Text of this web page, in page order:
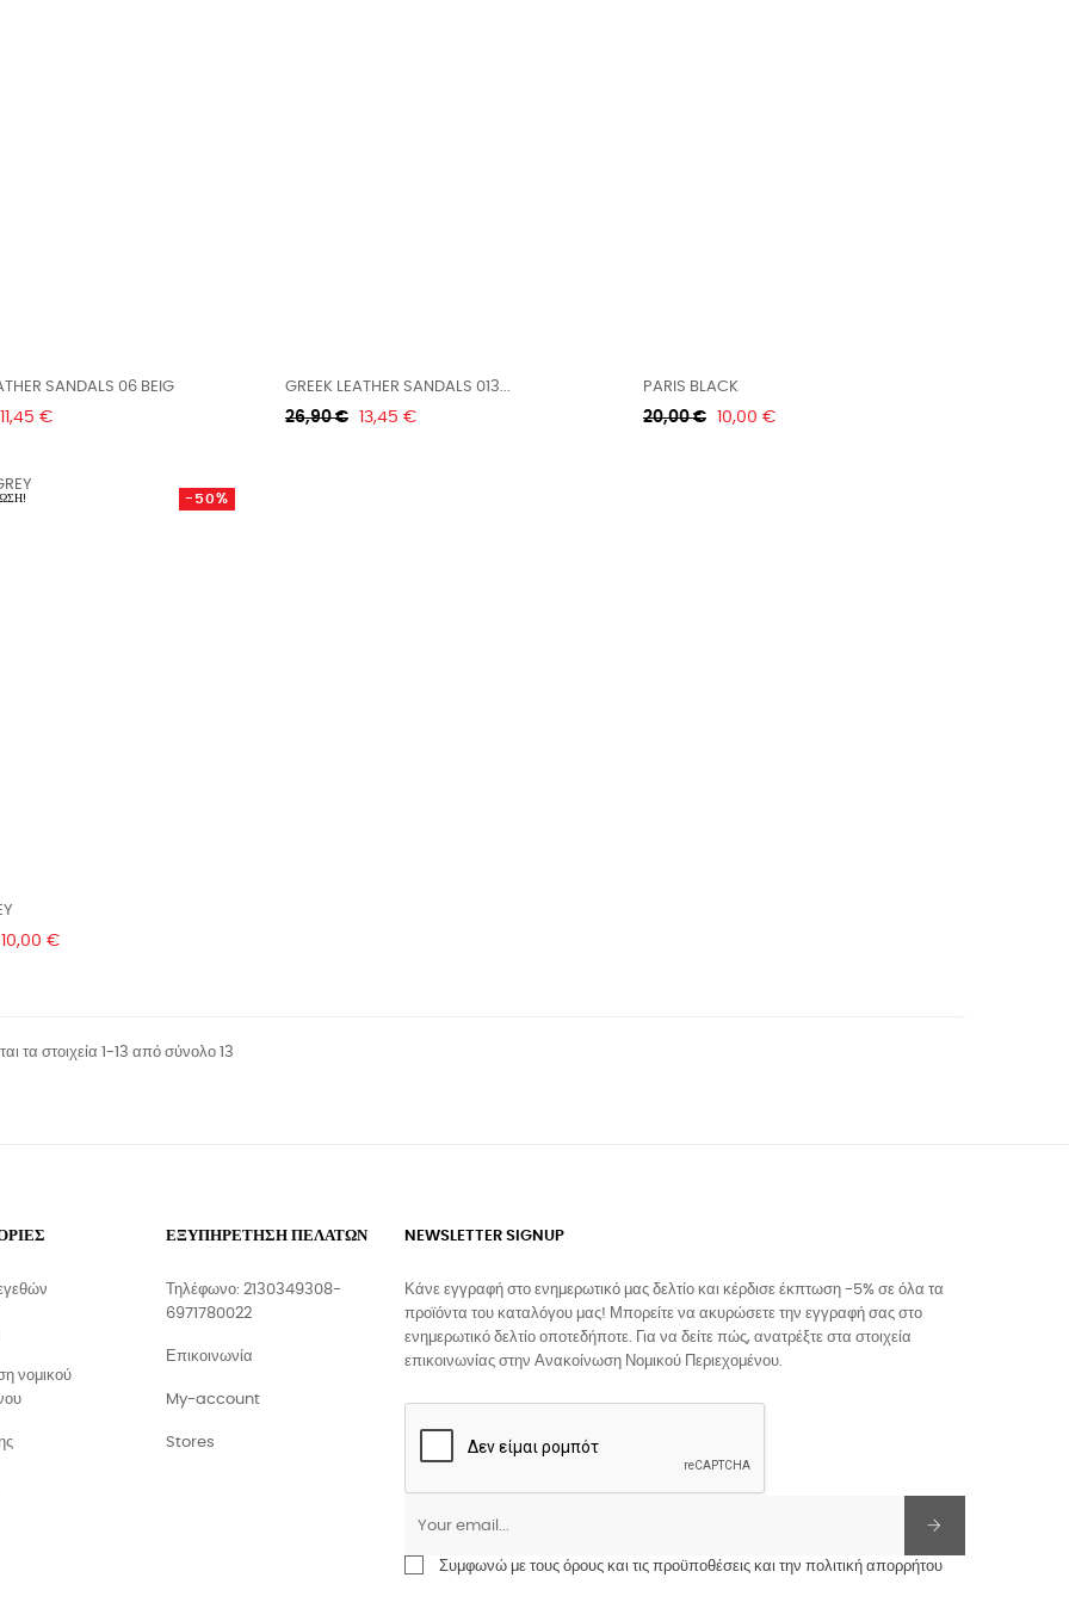
GREEK LEATHER SANDALS 06 BEIG
Τιμή
11,45 €
GREEK LEATHER SANDALS 013...
Κανονική
26,90 € Τιμή
13,45 €
PARIS BLACK
Κανονική
20,00 € Τιμή
10,00 €
-50%
Τιμή
10,00 €
τα στοιχεία 1-13 από σύνολο 13
νομικού
ΕΞΥΠΗΡΕΤΗΣΗ ΠΕΛΑΤΩΝ
Τηλέφωνο: 2130349308-
6971780022
Επικοινωνία
My-account
Stores
NEWSLETTER SIGNUP
Κάνε εγγραφή στο ενημερωτικό μας δελτίο και κέρδισε έκπτωση -5% σε όλα τα
προϊόντα του καταλόγου μας! Μπορείτε να ακυρώσετε την εγγραφή σας στο
ενημερωτικό δελτίο οποτεδήποτε. Για να δείτε πώς, ανατρέξτε στα στοιχεία
επικοινωνίας στην Ανακοίνωση Νομικού Περιεχομένου.
Συμφωνώ με τους όρους και τις προϋποθέσεις και την πολιτική απορρήτου